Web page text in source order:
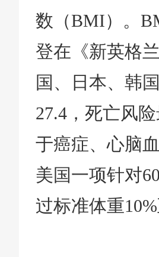
数（BMI）。
登在《新英格
国、日本、韩
27.4，死亡风
于癌症、心脑
美国一项针对
过标准体重